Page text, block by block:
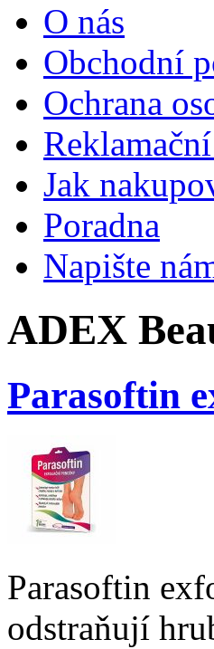
O nás
Obchodní
Ochrana
Jak
Poradna
Napište
ADEX
Parasoftin
Parasoftin
odstraňují